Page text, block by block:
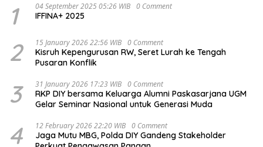
1 04 September 2025 05:26 WIB 0 Comment
IFFINA+ 2025
2 15 January 2026 22:56 WIB 0 Comment
Kisruh Kepengurusan RW, Seret Lurah ke Tengah
Pusaran Konflik
3 31 January 2026 17:23 WIB 0 Comment
RKP DIY bersama Keluarga Alumni Paskasarjana UGM
Gelar Seminar Nasional untuk Generasi Muda
4 12 February 2026 22:20 WIB 0 Comment
Jaga Mutu MBG, Polda DIY Gandeng Stakeholder